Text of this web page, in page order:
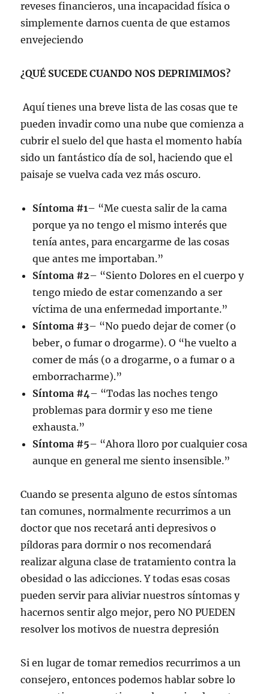
reveses financieros, una incapacidad física o
simplemente darnos cuenta de que estamos
envejeciendo
¿QUÉ SUCEDE CUANDO NOS DEPRIMIMOS?
Aquí tienes una breve lista de las cosas que te
pueden invadir como una nube que comienza a
cubrir el suelo del que hasta el momento había
sido un fantástico día de sol, haciendo que el
paisaje se vuelva cada vez más oscuro.
Síntoma #1– “Me cuesta salir de la cama
porque ya no tengo el mismo interés que
tenía antes, para encargarme de las cosas
que antes me importaban.”
Síntoma #2– “Siento Dolores en el cuerpo y
tengo miedo de estar comenzando a ser
víctima de una enfermedad importante.”
Síntoma #3– “No puedo dejar de comer (o
beber, o fumar o drogarme). O “he vuelto a
comer de más (o a drogarme, o a fumar o a
emborracharme).”
Síntoma #4– “Todas las noches tengo
problemas para dormir y eso me tiene
exhausta.”
Síntoma #5– “Ahora lloro por cualquier cosa
aunque en general me siento insensible.”
Cuando se presenta alguno de estos síntomas
tan comunes, normalmente recurrimos a un
doctor que nos recetará anti depresivos o
píldoras para dormir o nos recomendará
realizar alguna clase de tratamiento contra la
obesidad o las adicciones. Y todas esas cosas
pueden servir para aliviar nuestros síntomas y
hacernos sentir algo mejor, pero NO PUEDEN
resolver los motivos de nuestra depresión
Si en lugar de tomar remedios recurrimos a un
consejero, entonces podemos hablar sobre lo